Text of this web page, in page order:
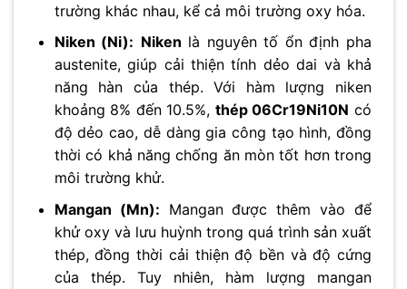
trường khác nhau, kể cả môi trường oxy hóa.
Niken (Ni): Niken là nguyên tố ổn định pha
austenite, giúp cải thiện tính dẻo dai và khả
năng hàn của thép. Với hàm lượng niken
khoảng 8% đến 10.5%, thép 06Cr19Ni10N có
độ dẻo cao, dễ dàng gia công tạo hình, đồng
thời có khả năng chống ăn mòn tốt hơn trong
môi trường khử.
Mangan (Mn): Mangan được thêm vào để
khử oxy và lưu huỳnh trong quá trình sản xuất
thép, đồng thời cải thiện độ bền và độ cứng
của thép. Tuy nhiên, hàm lượng mangan